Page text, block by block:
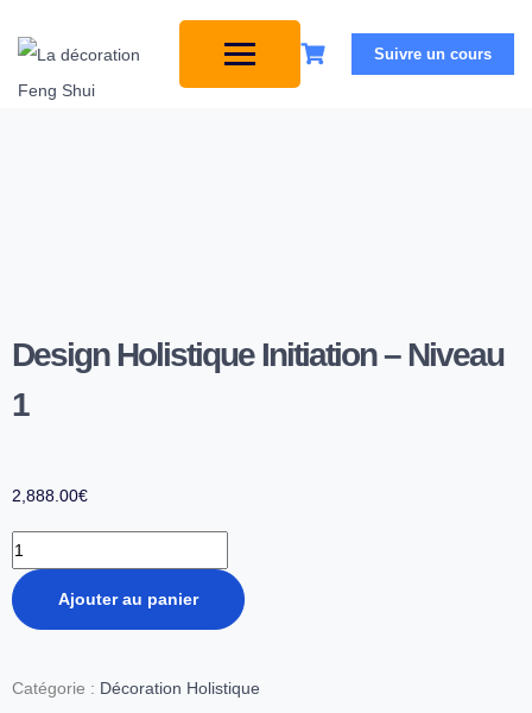
Suivre un cours
Design Holistique Initiation – Niveau
1
2,888.00€
Ajouter au panier
Catégorie : Décoration Holistique